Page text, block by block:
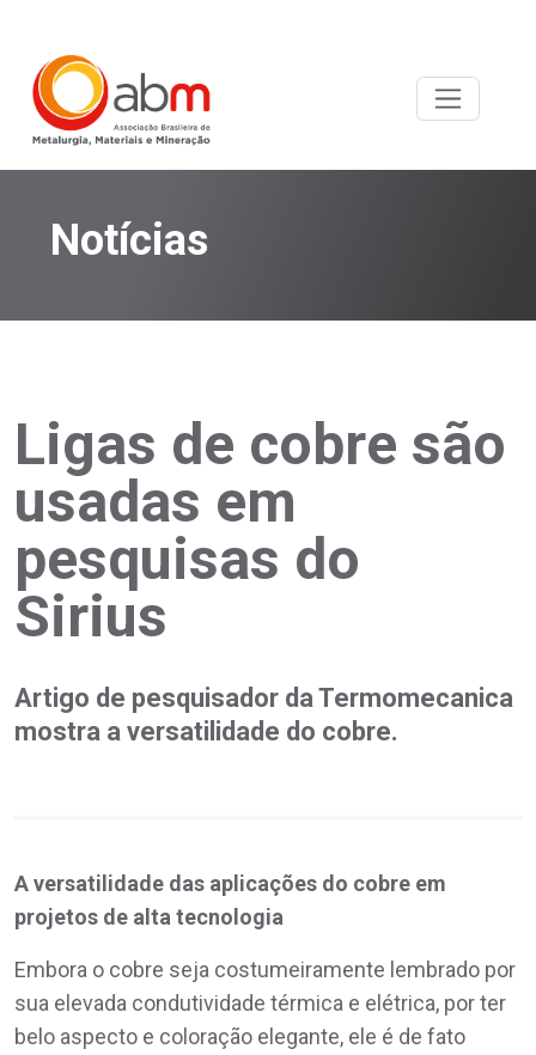
Notícias
Ligas de cobre são
usadas em
pesquisas do
Sirius
Artigo de pesquisador da Termomecanica
mostra a versatilidade do cobre.
A versatilidade das aplicações do cobre em
projetos de alta tecnologia
Embora o cobre seja costumeiramente lembrado por
sua elevada condutividade térmica e elétrica, por ter
belo aspecto e coloração elegante, ele é de fato